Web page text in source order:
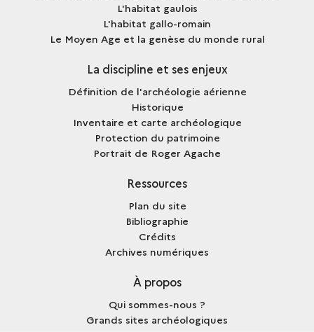
L'habitat gaulois
L'habitat gallo-romain
Le Moyen Age et la genèse du monde rural
La discipline et ses enjeux
Définition de l'archéologie aérienne
Historique
Inventaire et carte archéologique
Protection du patrimoine
Portrait de Roger Agache
Ressources
Plan du site
Bibliographie
Crédits
Archives numériques
À propos
Qui sommes-nous ?
Grands sites archéologiques